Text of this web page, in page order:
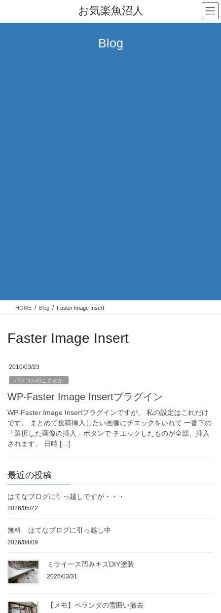
テ
ゲ
お気楽魚沼人
Blog
HOME Blog Faster Image Insert
Faster Image Insert
2010/03/23
パソコンのこととか
WP-Faster Image Insertプラグイン
WP-Faster Image Insertプラグインですが、 私の設定はこれだけ
です。 まとめて投稿挿入したい画像にチエックをいれて 一番下の
「選択した画像の挿入」ボタンで チエックしたものが全部、挿入
されます。 日時 […]
最近の投稿
はてなブログに引っ越しですが・・・
2026/05/22
無料 はてなブログに引っ越し中
2026/04/09
ミライース凹みキズDIY塗装
2026/03/31
【メモ】ベランダの雪囲い撤去